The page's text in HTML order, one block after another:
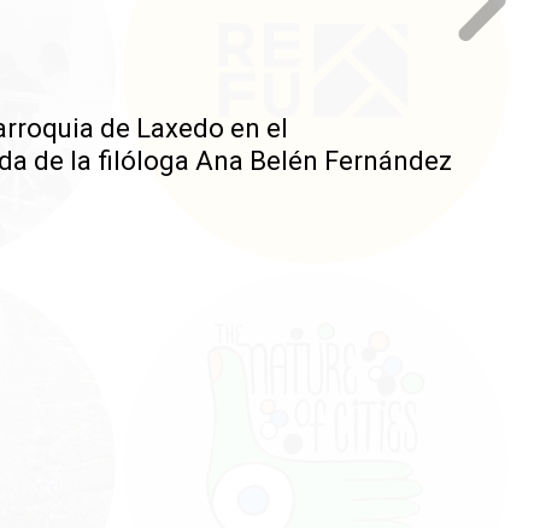
de Laxedo en el
de la filóloga Ana Belén Fernández